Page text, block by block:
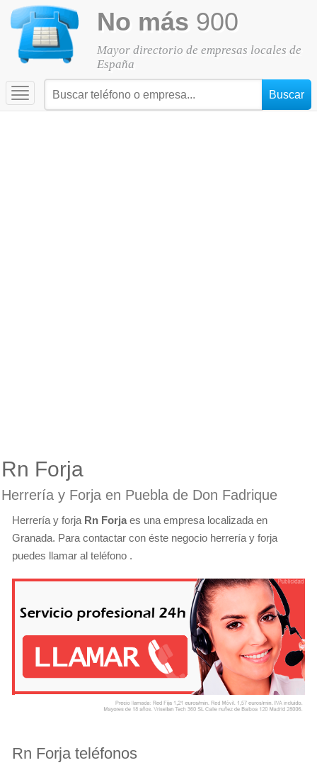
No más 900
Mayor directorio de empresas locales de
España
Toggle
navigation
Rn Forja
Herrería y Forja en Puebla de Don Fadrique
Herrería y forja Rn Forja es una empresa localizada en
Granada. Para contactar con éste negocio herrería y forja
puedes llamar al teléfono .
Rn Forja teléfonos